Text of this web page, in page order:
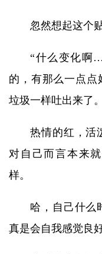
忽然想起这个
“什么变化啊
的，有那么一点
垃圾一样吐出来了
热情的红，活
对自己而言本来
样。
哈，自己什么
真是会自我感觉良好